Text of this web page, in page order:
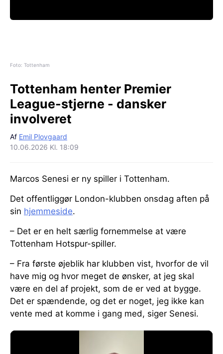
Foto: Tottenham
Tottenham henter Premier
League-stjerne - dansker
involveret
Af Emil Plovgaard
10.06.2026 Kl. 18:09
Marcos Senesi er ny spiller i Tottenham.
Det offentliggør London-klubben onsdag aften på
sin hjemmeside.
– Det er en helt særlig fornemmelse at være
Tottenham Hotspur-spiller.
– Fra første øjeblik har klubben vist, hvorfor de vil
have mig og hvor meget de ønsker, at jeg skal
være en del af projekt, som de er ved at bygge.
Det er spændende, og det er noget, jeg ikke kan
vente med at komme i gang med, siger Senesi.